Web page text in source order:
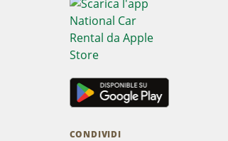
CONDIVIDI